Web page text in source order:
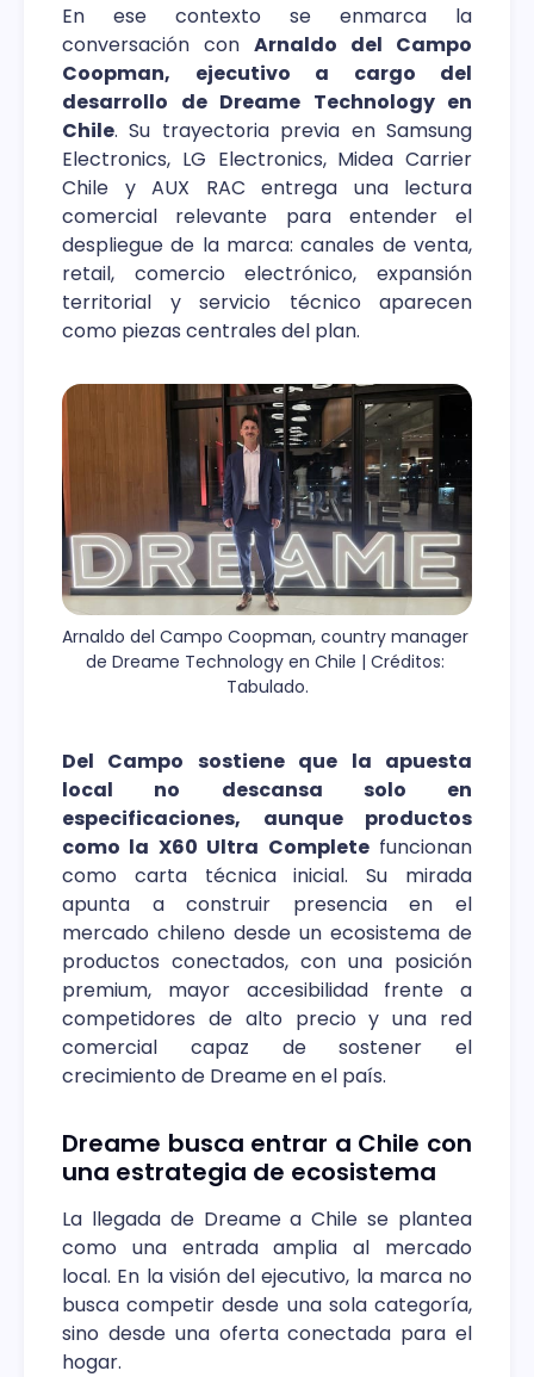
En ese contexto se enmarca la
conversación con Arnaldo del Campo
Coopman, ejecutivo a cargo del
desarrollo de Dreame Technology en
Chile. Su trayectoria previa en Samsung
Electronics, LG Electronics, Midea Carrier
Chile y AUX RAC entrega una lectura
comercial relevante para entender el
despliegue de la marca: canales de venta,
retail, comercio electrónico, expansión
territorial y servicio técnico aparecen
como piezas centrales del plan.
Arnaldo del Campo Coopman, country manager
de Dreame Technology en Chile | Créditos:
Tabulado.
Del Campo sostiene que la apuesta
local no descansa solo en
especificaciones, aunque productos
como la X60 Ultra Completefuncionan
como carta técnica inicial. Su mirada
apunta a construir presencia en el
mercado chileno desde un ecosistema de
productos conectados, con una posición
premium, mayor accesibilidad frente a
competidores de alto precio y una red
comercial capaz de sostener el
crecimiento de Dreame en el país.
Dreame busca entrar a Chile con
una estrategia de ecosistema
La llegada de Dreame a Chile se plantea
como una entrada amplia al mercado
local. En la visión del ejecutivo, la marca no
busca competir desde una sola categoría,
sino desde una oferta conectada para el
hogar.